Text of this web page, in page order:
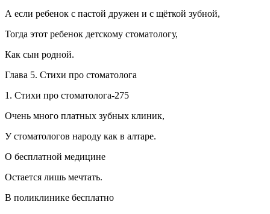
А если ребенок с пастой дружен и с щёткой зубной,
Тогда этот ребенок детскому стоматологу,
Как сын родной.
Глава 5. Стихи про стоматолога
1. Стихи про стоматолога-275
Очень много платных зубных клиник,
У стоматологов народу как в алтаре.
О бесплатной медицине
Остается лишь мечтать.
В поликлинике бесплатно